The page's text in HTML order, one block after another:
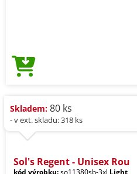
Skladem: 80 ks
- v ext. skladu: 318 ks
Sol's Regent - Unisex Rou